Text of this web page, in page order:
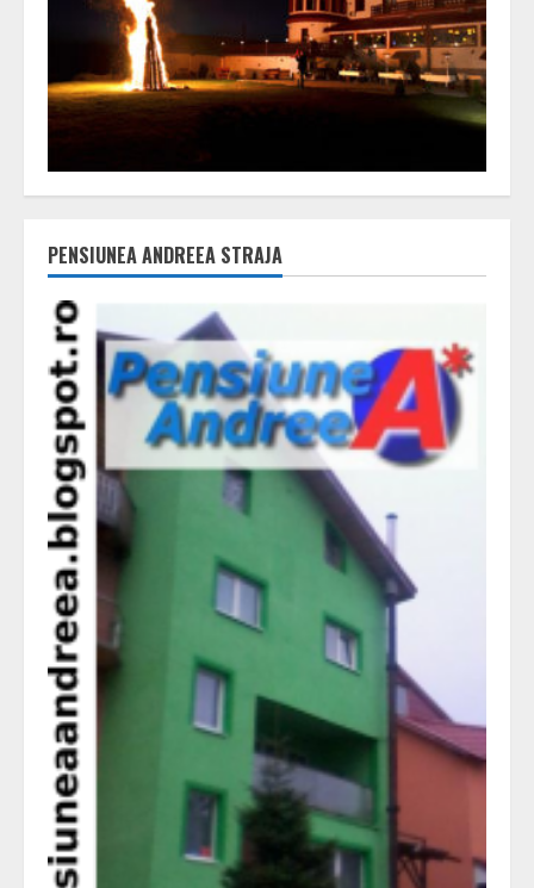
PENSIUNEA ANDREEA STRAJA